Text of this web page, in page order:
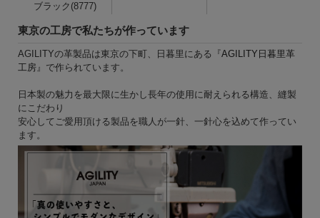
ブラック(8777)
東京の工房で私たちが作っています
AGILITYの革製品は東京の下町、日暮里にある『AGILITY日暮里革
工房』で作られています。
日本製の魅力を最大限に生かし長年の使用に耐えられる構造、縫製
にこだわり
安心してご愛用頂ける製品を職人が一針、一針心を込めて作ってい
ます。